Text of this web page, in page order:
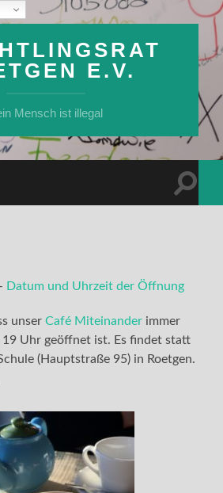
E.V.
Mensch ist illegal
Datum und Uhrzeit der Öffnung
unserCafé Miteinander immer
Uhr geöffnet ist. Es findet statt
(Hauptstraße 95) in Roetgen.